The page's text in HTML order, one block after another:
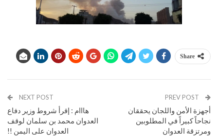
Share
أجهزة الأمن واللجان يحققان
نجاحاً كبيراً في المطلوبين
ومرتزقة العدوان
NEXT POST
هااام : إقرأ شروط وزير دفاع
العدوان محمد بن سلمان لوقف
العدوان على اليمن !!